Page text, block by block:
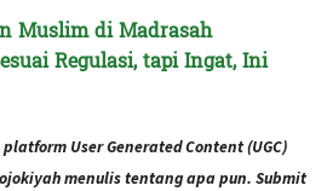
Muslim di Madrasah
Regulasi, tapi Ingat, Ini
User Generated Content (UGC)
menulis tentang apa pun. Submit